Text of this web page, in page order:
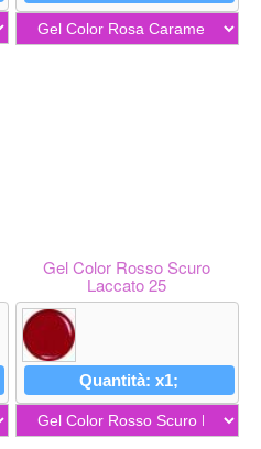
Gel Color Rosso Scuro
Laccato 25
Quantità: x1;